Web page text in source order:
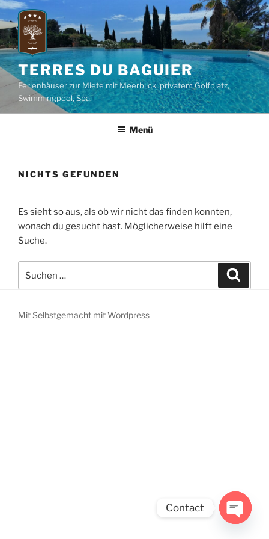
Zum
Inhalt
springen
TERRES DU BAGUIER
Ferienhäuser zur Miete mit Meerblick, privatem Golfplatz,
Swimmingpool, Spa.
Menü
NICHTS GEFUNDEN
Es sieht so aus, als ob wir nicht das finden konnten,
wonach du gesucht hast. Möglicherweise hilft eine
Suche.
nach:
Mit Selbstgemacht mit Wordpress
Contact
Open